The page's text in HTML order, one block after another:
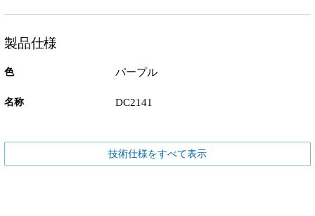
製品仕様
色 パープル
名称 DC2141
技術仕様をすべて表示